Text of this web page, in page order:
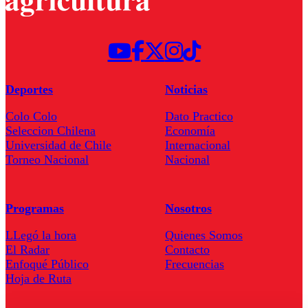
Deportes
Colo Colo
Seleccion Chilena
Universidad de Chile
Torneo Nacional
Noticias
Dato Practico
Economía
Internacional
Nacional
Programas
LLegó la hora
El Radar
Enfoqué Público
Hoja de Ruta
Nosotros
Quienes Somos
Contacto
Frecuencias